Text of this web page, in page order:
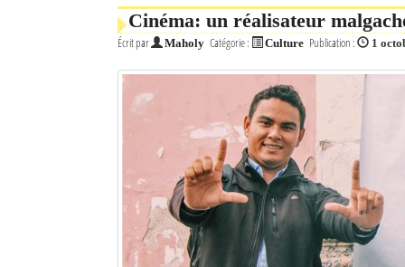
Le Nord de Madagascar
L'actualité du tourisme
Cinéma: un réalisateur
Écrit par Maholy Catégorie : Culture Publication : 1